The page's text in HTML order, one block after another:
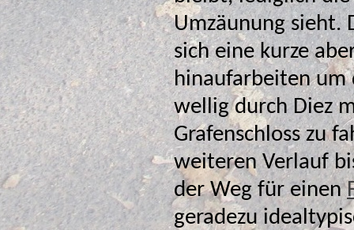
Umzäunung sieht.
sich eine kurze aber heftige Steigung
hinaufarbeiten um
wellig durch Diez
Grafenschloss zu
weiteren Verlauf
der Weg für einen
geradezu